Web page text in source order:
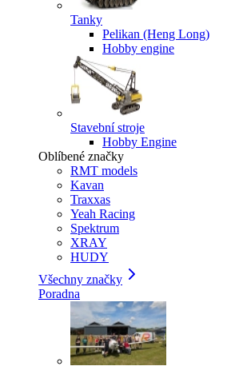
Tanky
Pelikan (Heng Long)
Hobby engine
Stavební stroje
Hobby Engine
Oblíbené značky
RMT models
Kavan
Traxxas
Yeah Racing
Spektrum
XRAY
HUDY
Všechny značky
Poradna